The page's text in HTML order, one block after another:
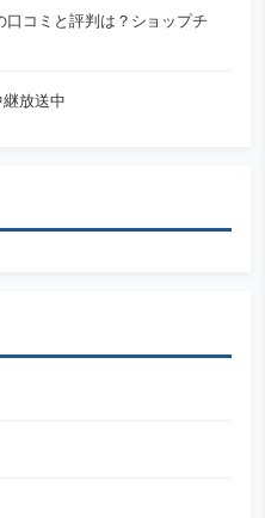
コミと評判は？ショップチ
放送中